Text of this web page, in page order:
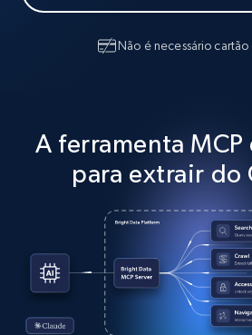
Não é necessário
A ferramenta
para extrair do